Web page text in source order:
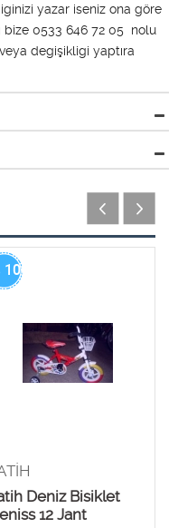
yazar iseniz ona göre
bize 0533 646 72 05 nolu
degişikligi yaptıra
100
Deniz Bisiklet
12 Jant